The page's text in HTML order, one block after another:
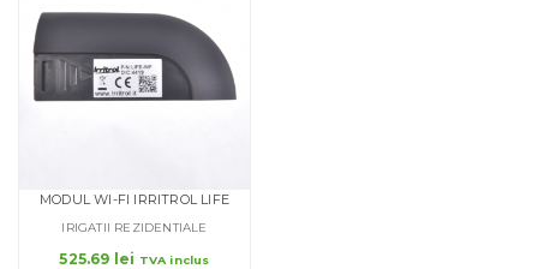
MODUL WI-FI IRRITROL LIFE
IRIGATII REZIDENTIALE
525.69 lei TVA inclus